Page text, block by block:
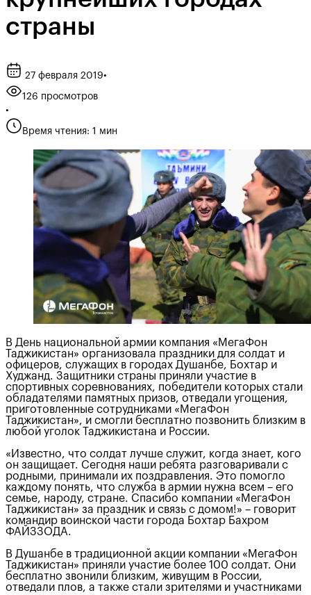
страны
27 февраля 2019•
126 просмотров
•
Время чтения: 1 мин
В День национальной армии компания «МегаФон
Таджикистан» организовала праздники для солдат и
офицеров, служащих в городах Душанбе, Бохтар и
Худжанд. Защитники страны приняли участие в
спортивных соревнованиях, победители которых стали
обладателями памятных призов, отведали угощения,
приготовленные сотрудниками «МегаФон
Таджикистан», и смогли бесплатно позвонить близким в
любой уголок Таджикистана и России.
«Известно, что солдат лучше служит, когда знает, кого
он защищает. Сегодня наши ребята разговаривали с
родными, принимали их поздравления. Это помогло
каждому понять, что служба в армии нужна всем – его
семье, народу, стране. Спасибо компании «МегаФон
Таджикистан» за праздник и связь с домом!» – говорит
командир воинской части города Бохтар Бахром
ФАЙЗЗОДА.
В Душанбе в традиционной акции компании «МегаФон
Таджикистан» приняли участие более 100 солдат. Они
бесплатно звонили близким, живущим в России,
отведали плов, а также стали зрителями и участниками